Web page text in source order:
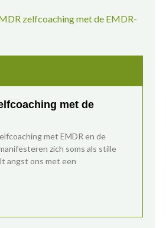
zelfcoaching met de EMDR-
met de
met EMDR en de
zich soms als stille
angst ons met een